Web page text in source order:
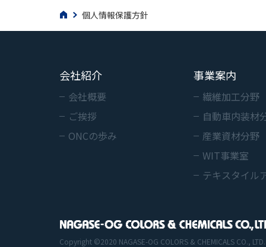
個人情報保護方針
会社紹介
会社概要
ご挨拶
ONCの歩み
事業案内
繊維加工分野
自動車内装材
産業資材分野
WIT事業室
テキスタイル
Copyright ©2020 NAGASE-OG COLORS & CHEMICALS CO.,